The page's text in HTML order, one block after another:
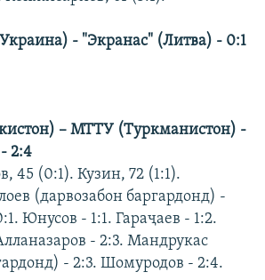
- "Экранас" (Литва) - 0:1
– МТТУ (Туркманистон) -
2:4
45 (0:1). Кузин, 72 (1:1).
(дарвозабон баргардонд) -
Юнусов - 1:1. Гараҷаев - 1:2.
- 2:3. Мандрукас
- 2:3. Шомуродов - 2:4.